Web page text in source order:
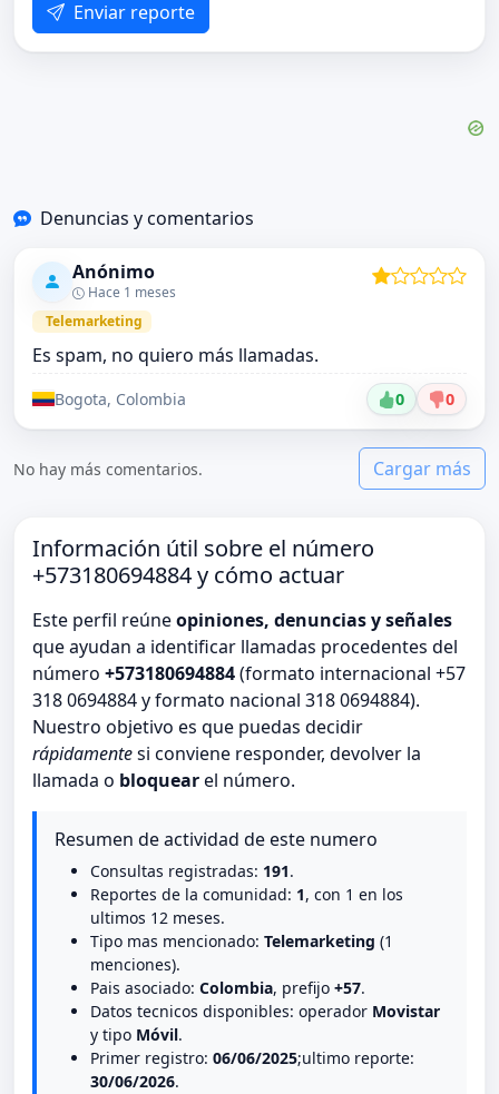
Enviar reporte
Denuncias y comentarios
Anónimo
Hace 1 meses
Telemarketing
Es spam, no quiero más llamadas.
Bogota, Colombia 0 0
No hay más comentarios. Cargar más
Información útil sobre el número
+573180694884 y cómo actuar
Este perfil reúneopiniones, denuncias y señales
que ayudan a identificar llamadas procedentes del
número +573180694884(formato internacional +57
318 0694884 y formato nacional 318 0694884).
Nuestro objetivo es que puedas decidir
rápidamentesi conviene responder, devolver la
llamada o bloquearel número.
Resumen de actividad de este numero
Consultas registradas: 191.
Reportes de la comunidad: 1, con 1 en los
ultimos 12 meses.
Tipo mas mencionado: Telemarketing (1
menciones).
Pais asociado: Colombia, prefijo +57.
Datos tecnicos disponibles: operador Movistar
y tipo Móvil.
Primer registro: 06/06/2025;ultimo reporte:
30/06/2026.